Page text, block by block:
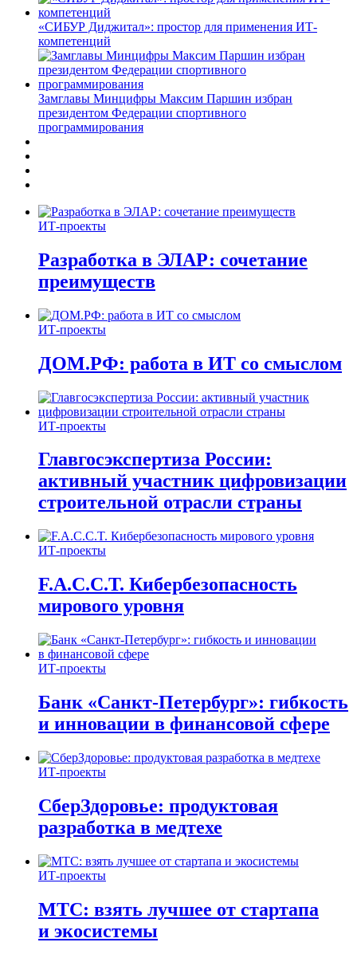
«СИБУР Диджитал»: простор для применения ИТ-
компетенций
Замглавы Минцифры Максим Паршин избран
президентом Федерации спортивного
программирования
ИТ-проекты
Разработка в ЭЛАР: сочетание
преимуществ
ИТ-проекты
ДОМ.РФ: работа в ИТ со смыслом
ИТ-проекты
Главгосэкспертиза России:
активный участник цифровизации
строительной отрасли страны
ИТ-проекты
F.A.C.C.T. Кибербезопасность
мирового уровня
ИТ-проекты
Банк «Санкт-Петербург»: гибкость
и инновации в финансовой сфере
ИТ-проекты
СберЗдоровье: продуктовая
разработка в медтехе
ИТ-проекты
МТС: взять лучшее от стартапа
и экосистемы